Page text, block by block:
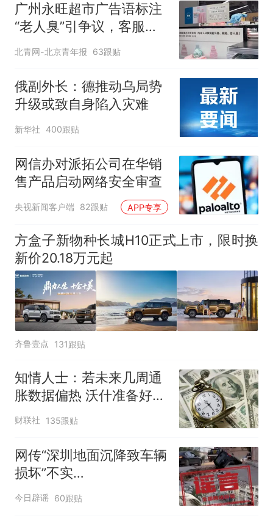
广州永旺超市广告语标注
“老人臭”引争议，客服回
应
北青网-北京青年报 63跟贴
俄副外长：德推动乌局势
升级或致自身陷入灾难
新华社 400跟贴
网信办对派拓公司在华销
售产品启动网络安全审查
央视新闻客户端 82跟贴 APP专享
方盒子新物种长城H10正式上市，限时换
新价20.18万元起
齐鲁壹点 131跟贴
知情人士：若未来几周通
胀数据偏热 沃什准备好加
息
财联社 135跟贴
网传“深圳地面沉降致车辆
损坏”不实
（2026·08·06）
今日辟谣 60跟贴